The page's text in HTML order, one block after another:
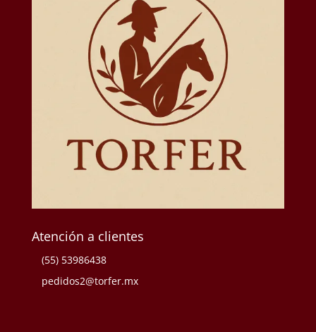
Atención a clientes
(55) 53986438
pedidos2@torfer.mx